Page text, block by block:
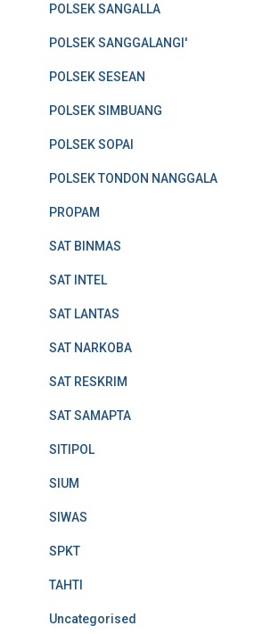
POLSEK SANGALLA
POLSEK SANGGALANGI'
POLSEK SESEAN
POLSEK SIMBUANG
POLSEK SOPAI
POLSEK TONDON NANGGALA
PROPAM
SAT BINMAS
SAT INTEL
SAT LANTAS
SAT NARKOBA
SAT RESKRIM
SAT SAMAPTA
SITIPOL
SIUM
SIWAS
SPKT
TAHTI
Uncategorised